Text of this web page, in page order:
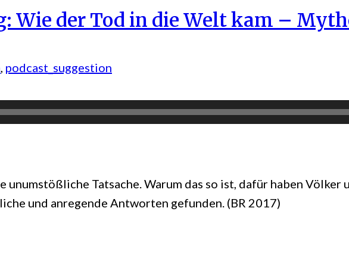
Wie der Tod in die Welt kam –
podcast_suggestion
unumstößliche Tatsache. Warum das so ist, dafür haben
und anregende Antworten gefunden. (BR 2017)